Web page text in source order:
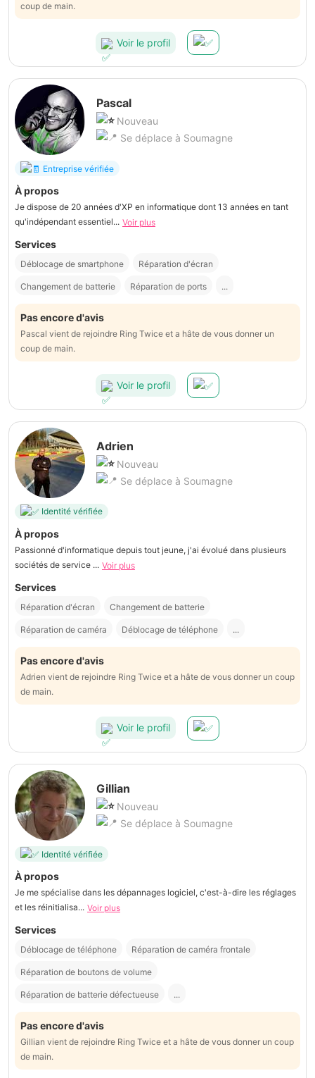
coup de main.
Voir le profil
Pascal
Nouveau
Se déplace à Soumagne
Entreprise vérifiée
À propos
Je dispose de 20 années d'XP en informatique dont 13 années en tant
qu'indépendant essentiel... Voir plus
Services
Déblocage de smartphone Réparation d'écran
Changement de batterie Réparation de ports ...
Pas encore d'avis
Pascal vient de rejoindre Ring Twice et a hâte de vous donner un
coup de main.
Voir le profil
Adrien
Nouveau
Se déplace à Soumagne
Identité vérifiée
À propos
Passionné d'informatique depuis tout jeune, j'ai évolué dans plusieurs
sociétés de service ... Voir plus
Services
Réparation d'écran Changement de batterie
Réparation de caméra Déblocage de téléphone ...
Pas encore d'avis
Adrien vient de rejoindre Ring Twice et a hâte de vous donner un coup
de main.
Voir le profil
Gillian
Nouveau
Se déplace à Soumagne
Identité vérifiée
À propos
Je me spécialise dans les dépannages logiciel, c'est-à-dire les réglages
et les réinitialisa... Voir plus
Services
Déblocage de téléphone Réparation de caméra frontale
Réparation de boutons de volume
Réparation de batterie défectueuse ...
Pas encore d'avis
Gillian vient de rejoindre Ring Twice et a hâte de vous donner un coup
de main.